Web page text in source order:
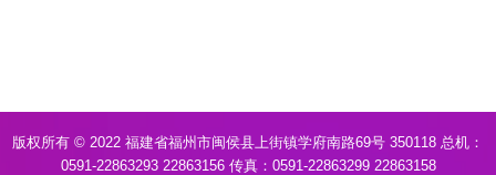
版权所有 © 2022 福建省福州市闽侯县上街镇学府南路69号 350118 总机：
0591-22863293 22863156 传真：0591-22863299 22863158